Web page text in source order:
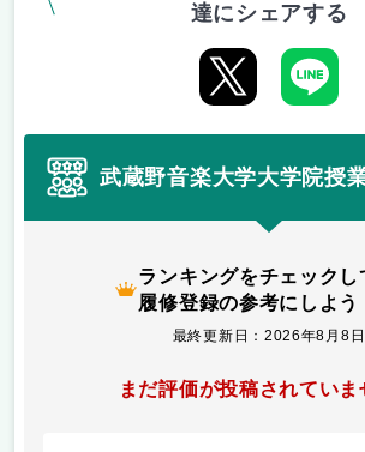
達にシェアする
武蔵野音楽大学大学院授
ランキングをチェックし
履修登録の参考にしよう
最終更新日：2026年8月8日
まだ評価が投稿されていま